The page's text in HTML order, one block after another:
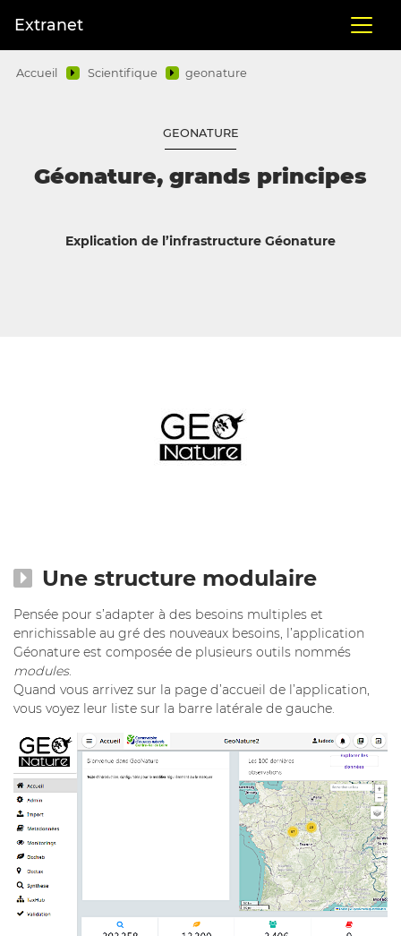
Extranet
Accueil Scientifique geonature
GEONATURE
Géonature, grands principes
Explication de l’infrastructure Géonature
Une structure modulaire
Pensée pour s’adapter à des besoins multiples et
enrichissable au gré des nouveaux besoins, l’application
Géonature est composée de plusieurs outils nommés
modules.
Quand vous arrivez sur la page d’accueil de l’application,
vous voyez leur liste sur la barre latérale de gauche.